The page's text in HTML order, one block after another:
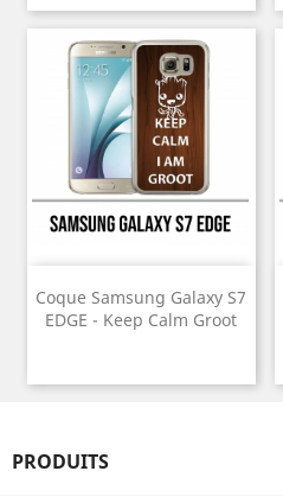
Coque Samsung Galaxy S7
EDGE - Keep Calm Groot
PRODUITS